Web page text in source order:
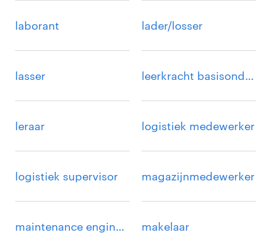
laborant lader/losser
lasser leerkracht basisonderwijs
leraar logistiek medewerker
logistiek supervisor magazijnmedewerker
maintenance engineer makelaar